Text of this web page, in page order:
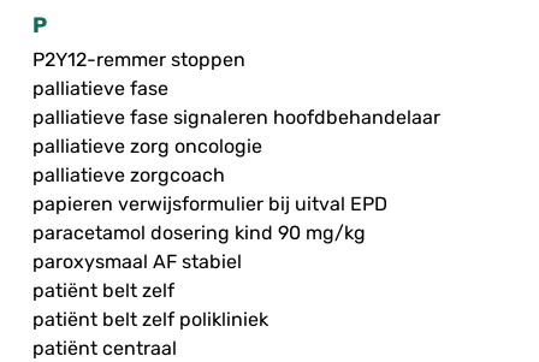
P
P2Y12-remmer stoppen
palliatieve fase
palliatieve fase signaleren hoofdbehandelaar
palliatieve zorg oncologie
palliatieve zorgcoach
papieren verwijsformulier bij uitval EPD
paracetamol dosering kind 90 mg/kg
paroxysmaal AF stabiel
patiënt belt zelf
patiënt belt zelf polikliniek
patiënt centraal